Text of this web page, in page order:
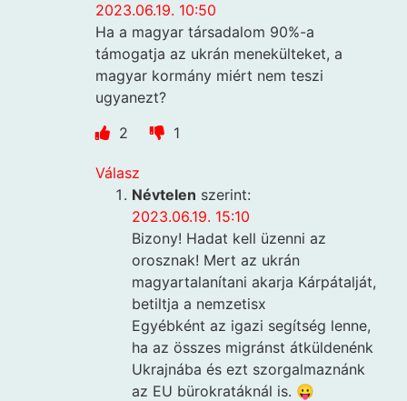
2023.06.19. 10:50
Ha a magyar társadalom 90%-a
támogatja az ukrán menekülteket, a
magyar kormány miért nem teszi
ugyanezt?
2
1
Válasz
Névtelen szerint:
2023.06.19. 15:10
Bizony! Hadat kell üzenni az
orosznak! Mert az ukrán
magyartalanítani akarja Kárpátalját,
betiltja a nemzetisx
Egyébként az igazi segítség lenne,
ha az összes migránst átküldenénk
Ukrajnába és ezt szorgalmaznánk
az EU bürokratáknál is. 😛